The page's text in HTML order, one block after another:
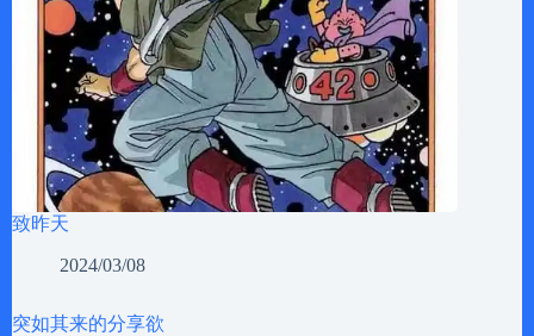
致昨天
2024/03/08
突如其来的分享欲